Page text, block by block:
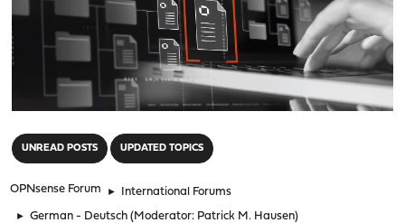
UNREAD POSTS UPDATED TOPICS
OPNsense Forum ► International Forums
► German - Deutsch (Moderator: Patrick M. Hausen)